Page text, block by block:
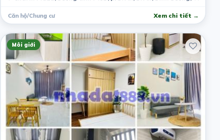
Căn hộ/Chung cư Xem chi tiết →
Môi giới